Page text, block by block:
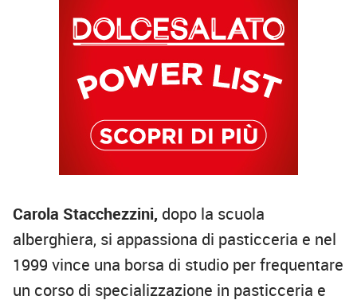
Carola Stacchezzini, dopo la scuola
alberghiera, si appassiona di pasticceria e nel
1999 vince una borsa di studio per frequentare
un corso di specializzazione in pasticceria e